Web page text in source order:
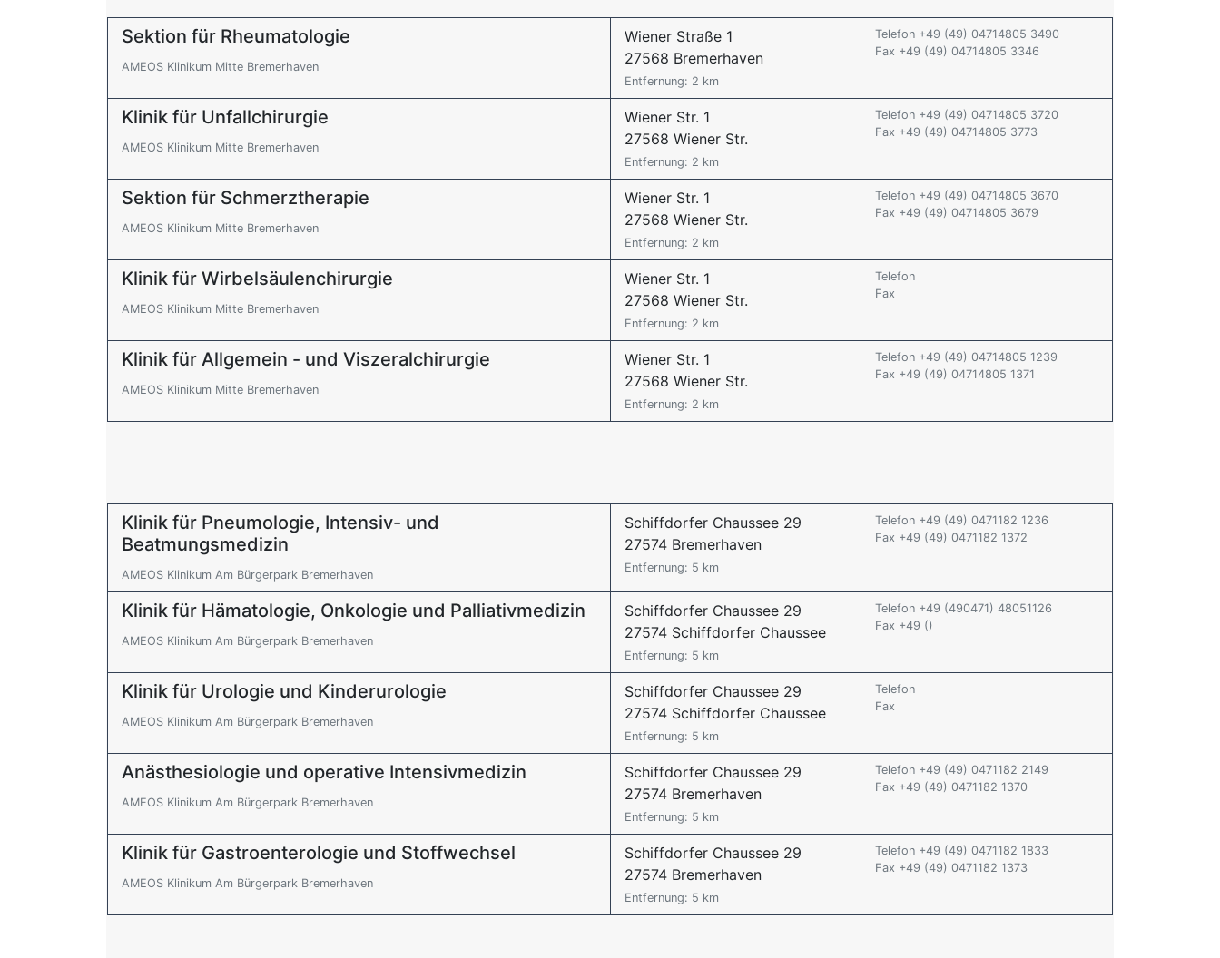
Sektion für Rheumatologie
AMEOS Klinikum Mitte Bremerhaven
Wiener Straße 1
27568 Bremerhaven
Entfernung: 2 km
Telefon +49 (49) 04714805 3490
Fax +49 (49) 04714805 3346
Klinik für Unfallchirurgie
AMEOS Klinikum Mitte Bremerhaven
Wiener Str. 1
27568 Wiener Str.
Entfernung: 2 km
Telefon +49 (49) 04714805 3720
Fax +49 (49) 04714805 3773
Sektion für Schmerztherapie
AMEOS Klinikum Mitte Bremerhaven
Wiener Str. 1
27568 Wiener Str.
Entfernung: 2 km
Telefon +49 (49) 04714805 3670
Fax +49 (49) 04714805 3679
Klinik für Wirbelsäulenchirurgie
AMEOS Klinikum Mitte Bremerhaven
Wiener Str. 1
27568 Wiener Str.
Entfernung: 2 km
Telefon
Fax
Klinik für Allgemein - und Viszeralchirurgie
AMEOS Klinikum Mitte Bremerhaven
Wiener Str. 1
27568 Wiener Str.
Entfernung: 2 km
Telefon +49 (49) 04714805 1239
Fax +49 (49) 04714805 1371
Klinik für Pneumologie, Intensiv- und
Beatmungsmedizin
AMEOS Klinikum Am Bürgerpark Bremerhaven
Schiffdorfer Chaussee 29
27574 Bremerhaven
Entfernung: 5 km
Telefon +49 (49) 0471182 1236
Fax +49 (49) 0471182 1372
Klinik für Hämatologie, Onkologie und Palliativmedizin
AMEOS Klinikum Am Bürgerpark Bremerhaven
Schiffdorfer Chaussee 29
27574 Schiffdorfer Chaussee
Entfernung: 5 km
Telefon +49 (490471) 48051126
Fax +49 ()
Klinik für Urologie und Kinderurologie
AMEOS Klinikum Am Bürgerpark Bremerhaven
Schiffdorfer Chaussee 29
27574 Schiffdorfer Chaussee
Entfernung: 5 km
Telefon
Fax
Anästhesiologie und operative Intensivmedizin
AMEOS Klinikum Am Bürgerpark Bremerhaven
Schiffdorfer Chaussee 29
27574 Bremerhaven
Entfernung: 5 km
Telefon +49 (49) 0471182 2149
Fax +49 (49) 0471182 1370
Klinik für Gastroenterologie und Stoffwechsel
AMEOS Klinikum Am Bürgerpark Bremerhaven
Schiffdorfer Chaussee 29
27574 Bremerhaven
Entfernung: 5 km
Telefon +49 (49) 0471182 1833
Fax +49 (49) 0471182 1373